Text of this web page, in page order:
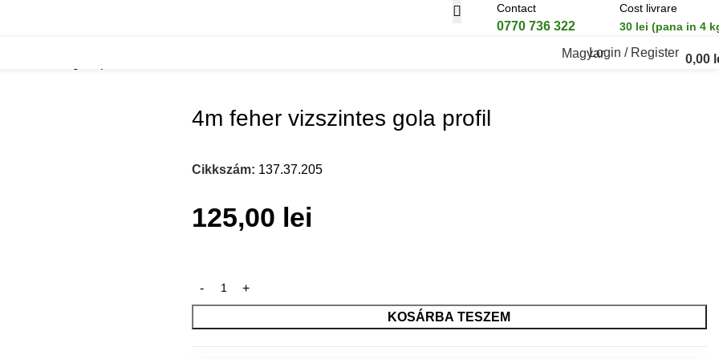
Contact
0770 736 322
Cost livrare
30 lei (pana in 4
MagyarLogin / Register 0,00
4m feher vizszintes gola profil
Cikkszám: 137.37.205
125,00 lei
KOSÁRBA TESZEM